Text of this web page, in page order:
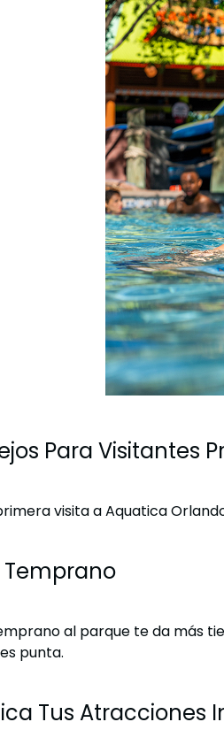
Para Visitantes
visita a Aquatica
Temprano
al parque te da más
punta.
Tus Atracciones